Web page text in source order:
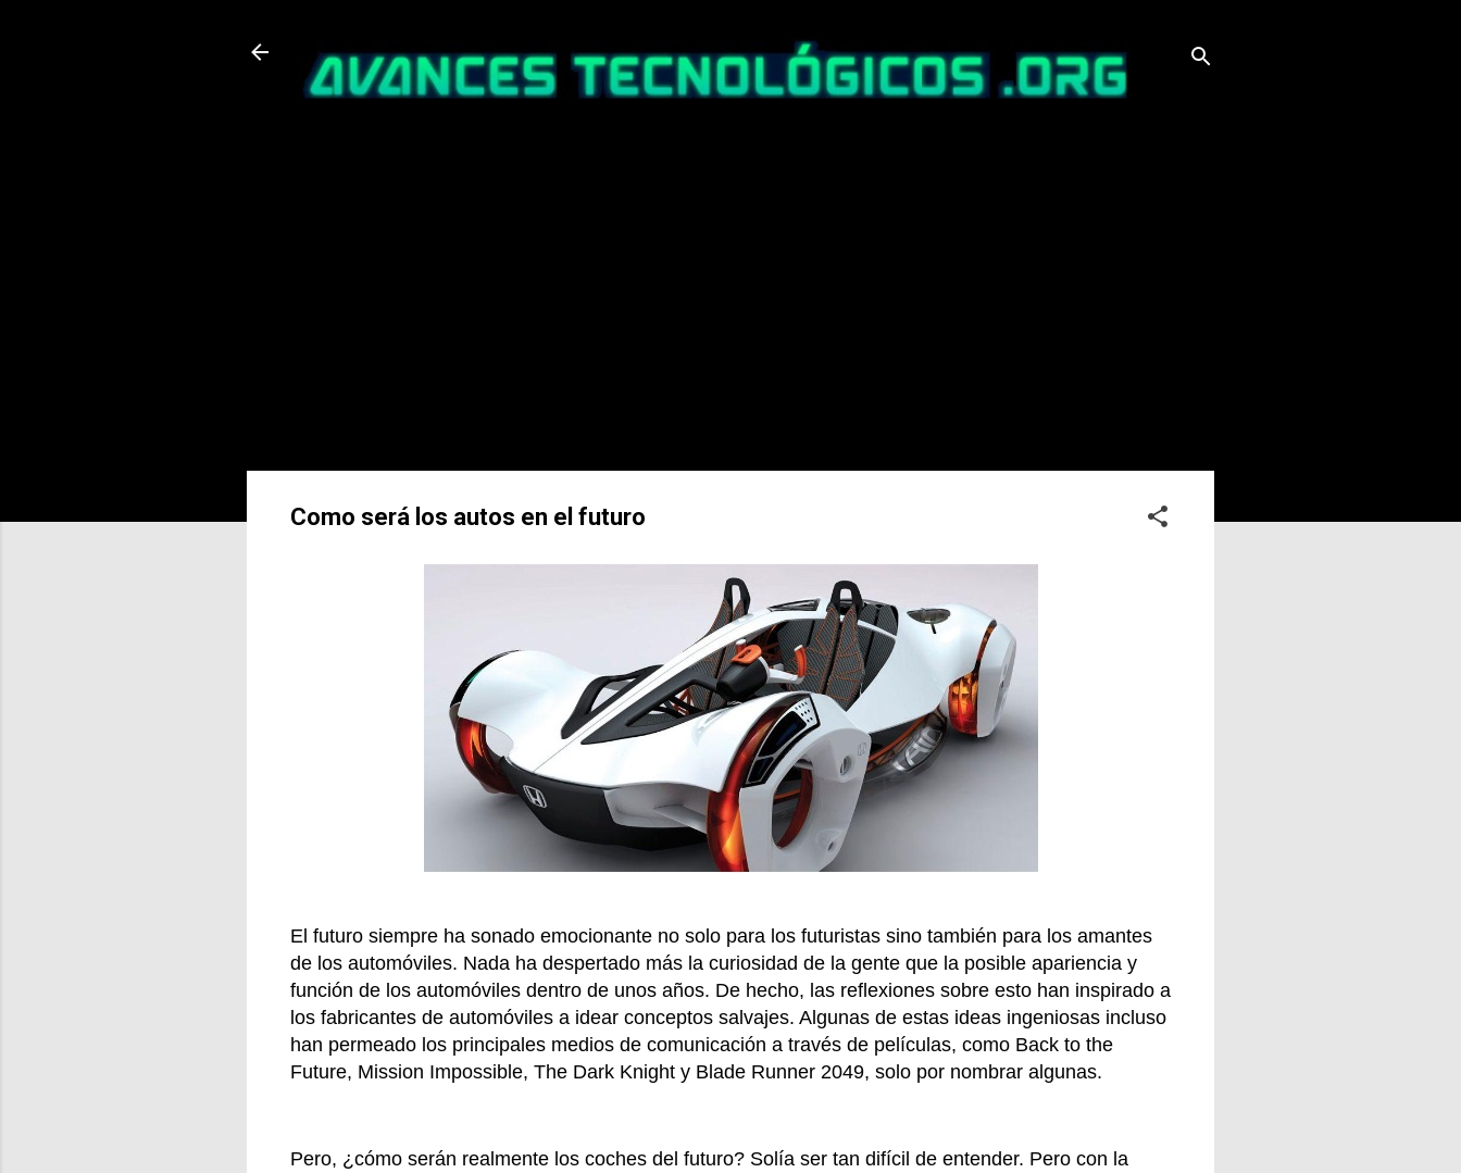
Como será los autos en el futuro
El futuro siempre ha sonado emocionante no solo para los futuristas sino también para los amantes
de los automóviles. Nada ha despertado más la curiosidad de la gente que la posible apariencia y
función de los automóviles dentro de unos años. De hecho, las reflexiones sobre esto han inspirado a
los fabricantes de automóviles a idear conceptos salvajes. Algunas de estas ideas ingeniosas incluso
han permeado los principales medios de comunicación a través de películas, como Back to the
Future, Mission Impossible, The Dark Knight y Blade Runner 2049, solo por nombrar algunas.
Pero, ¿cómo serán realmente los coches del futuro? Solía ​​ser tan difícil de entender. Pero con la